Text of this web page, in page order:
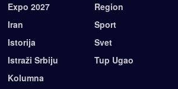
Expo 2027
Iran
Istorija
Istraži Srbiju
Kolumna
Region
Sport
Svet
Tup Ugao